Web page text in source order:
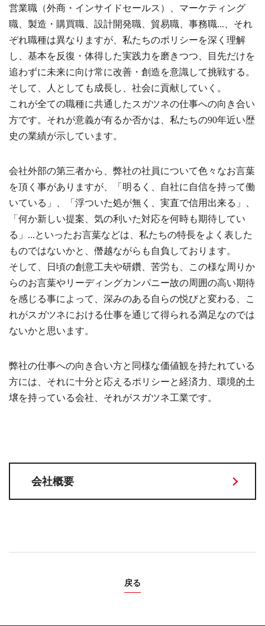
営業職（外商・インサイドセールス）、マーケティング
職、製造・購買職、設計開発職、貿易職、事務職...、それ
ぞれ職種は異なりますが、私たちのポリシーを深く理解
し、基本を反復・体得した実践力を磨きつつ、目先だけを
追わずに未来に向け常に改善・創造を意識して挑戦する。
そして、人としても成長し、社会に貢献していく。
これが全ての職種に共通したスガツネの仕事への向き合い
方です。それが意義が有るか否かは、私たちの90年近い歴
史の業績が示しています。
会社外部の第三者から、弊社の社員について色々なお言葉
を頂く事がありますが、「明るく、自社に自信を持って働
いている」、「浮ついた処が無く、実直で信用出来る」、
「何か新しい提案、気の利いた対応を何時も期待してい
る」...といったお言葉などは、私たちの特長をよく表した
ものではないかと、僭越ながらも自負しております。
そして、日頃の創意工夫や研鑽、苦労も、この様な周りか
らのお言葉やリーディングカンパニー故の周囲の高い期待
を感じる事によって、深みのある自らの悦びと変わる、こ
れがスガツネにおける仕事を通じて得られる満足なのでは
ないかと思います。
弊社の仕事への向き合い方と同様な価値観を持たれている
方には、それに十分と応えるポリシーと経済力、環境的土
壌を持っている会社、それがスガツネ工業です。
会社概要
戻る